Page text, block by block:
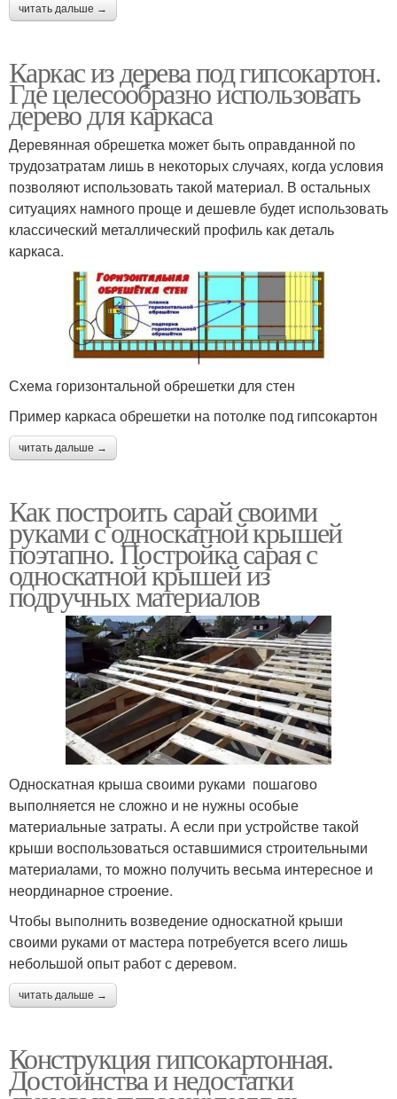
читать дальше →
Каркас из дерева под гипсокартон.
Где целесообразно использовать
дерево для каркаса
Деревянная обрешетка может быть оправданной по
трудозатратам лишь в некоторых случаях, когда условия
позволяют использовать такой материал. В остальных
ситуациях намного проще и дешевле будет использовать
классический металлический профиль как деталь
каркаса.
Схема горизонтальной обрешетки для стен
Пример каркаса обрешетки на потолке под гипсокартон
читать дальше →
Как построить сарай своими
руками с односкатной крышей
поэтапно. Постройка сарая с
односкатной крышей из
подручных материалов
Односкатная крыша своими руками пошагово
выполняется не сложно и не нужны особые
материальные затраты. А если при устройстве такой
крыши воспользоваться оставшимися строительными
материалами, то можно получить весьма интересное и
неординарное строение.
Чтобы выполнить возведение односкатной крыши
своими руками от мастера потребуется всего лишь
небольшой опыт работ с деревом.
читать дальше →
Конструкция гипсокартонная.
Достоинства и недостатки